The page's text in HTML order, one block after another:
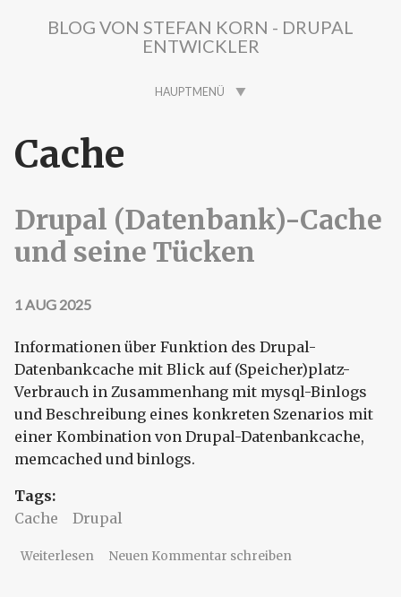
BLOG VON STEFAN KORN - DRUPAL
ENTWICKLER
HAUPTMENÜ
Cache
Drupal (Datenbank)-Cache
und seine Tücken
1 AUG 2025
Informationen über Funktion des Drupal-
Datenbankcache mit Blick auf (Speicher)platz-
Verbrauch in Zusammenhang mit mysql-Binlogs
und Beschreibung eines konkreten Szenarios mit
einer Kombination von Drupal-Datenbankcache,
memcached und binlogs.
Tags:
Cache
Drupal
Weiterlesen über Drupal (Datenbank)-Cache und seine
Neuen Kommentar schreiben